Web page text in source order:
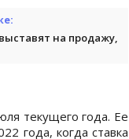
на продажу,
текущего года. Ее
года, когда ставка